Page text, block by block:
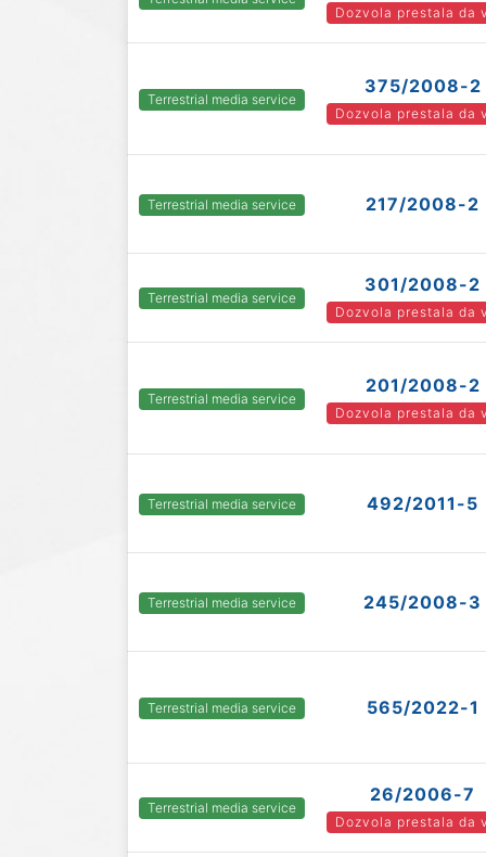
Dozvola prestala da
Terrestrial media service
375/2008-2
Dozvola prestala da
Terrestrial media service 217/2008-2
Terrestrial media service
301/2008-2
Dozvola prestala da
Terrestrial media service
201/2008-2
Dozvola prestala da
Terrestrial media service 492/2011-5
Terrestrial media service 245/2008-3
Terrestrial media service 565/2022-1
Terrestrial media service
26/2006-7
Dozvola prestala da